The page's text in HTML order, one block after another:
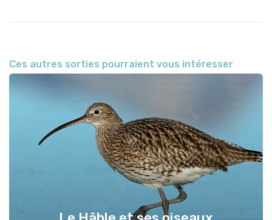
Ces autres sorties pourraient vous intéresser